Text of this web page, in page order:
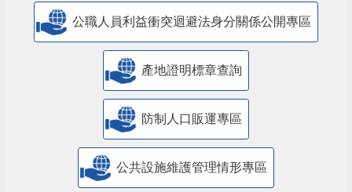
公職人員利益衝突迴避法身分關係公開專區
產地證明標章查詢
防制人口販運專區
​公共設施維護管理情形專區